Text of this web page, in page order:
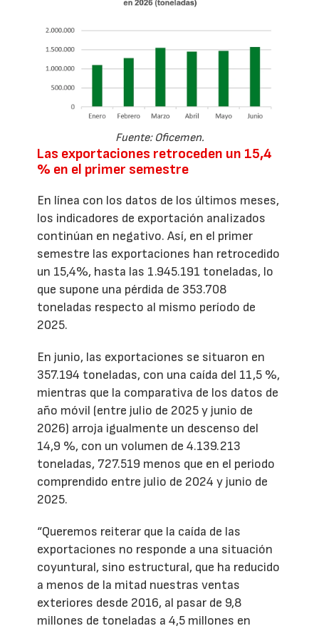
Fuente: Oficemen.
Las exportaciones retroceden un 15,4
% en el primer semestre
En línea con los datos de los últimos meses,
los indicadores de exportación analizados
continúan en negativo. Así, en el primer
semestre las exportaciones han retrocedido
un 15,4%, hasta las 1.945.191 toneladas, lo
que supone una pérdida de 353.708
toneladas respecto al mismo período de
2025.
En junio, las exportaciones se situaron en
357.194 toneladas, con una caída del 11,5 %,
mientras que la comparativa de los datos de
año móvil (entre julio de 2025 y junio de
2026) arroja igualmente un descenso del
14,9 %, con un volumen de 4.139.213
toneladas, 727.519 menos que en el periodo
comprendido entre julio de 2024 y junio de
2025.
“Queremos reiterar que la caída de las
exportaciones no responde a una situación
coyuntural, sino estructural, que ha reducido
a menos de la mitad nuestras ventas
exteriores desde 2016, al pasar de 9,8
millones de toneladas a 4,5 millones en